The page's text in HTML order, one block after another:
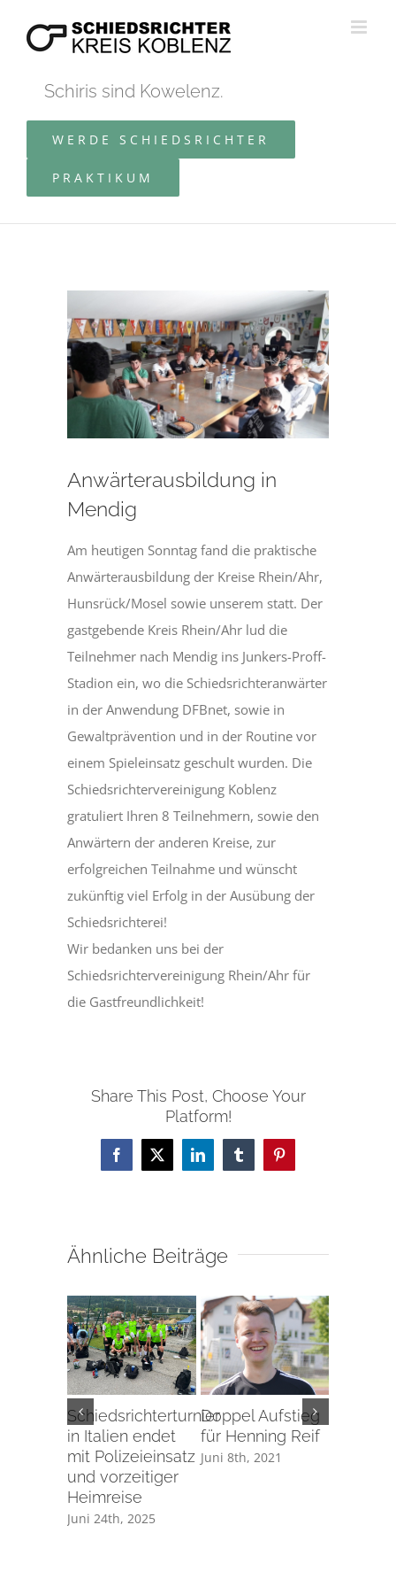
Inhalt
Schiris sind Kowelenz.
WERDE SCHIEDSRICHTER
PRAKTIKUM
grösseres
Bild
Anwärterausbildung in
Mendig
Am heutigen Sonntag fand die praktische
Anwärterausbildung der Kreise Rhein/Ahr,
Hunsrück/Mosel sowie unserem statt. Der
gastgebende Kreis Rhein/Ahr lud die
Teilnehmer nach Mendig ins Junkers-Proff-
Stadion ein, wo die Schiedsrichteranwärter
in der Anwendung DFBnet, sowie in
Gewaltprävention und in der Routine vor
einem Spieleinsatz geschult wurden. Die
Schiedsrichtervereinigung Koblenz
gratuliert Ihren 8 Teilnehmern, sowie den
Anwärtern der anderen Kreise, zur
erfolgreichen Teilnahme und wünscht
zukünftig viel Erfolg in der Ausübung der
Schiedsrichterei!
Wir bedanken uns bei der
Schiedsrichtervereinigung Rhein/Ahr für
die Gastfreundlichkeit!
Share This Post, Choose Your
Platform!
Facebook
X LinkedInTumblrPinterest
Ähnliche Beiträge
Schiedsrichterturnier
in Italien endet
mit Polizeieinsatz
und vorzeitiger
Heimreise
Juni 24th, 2025
Doppel Aufstieg
für Henning Reif
Juni 8th, 2021